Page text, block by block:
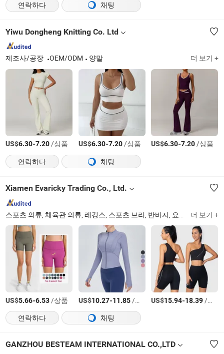
연락하다
채팅
Yiwu Dongheng Knitting Co. Ltd
제조사/공장 OEM/ODM 양말 더 보기 +
US$6.30-7.20/상품 US$6.30-7.20/상품 US$6.30-7.20/상품
연락하다
채팅
Xiamen Evaricky Trading Co., Ltd.
더 보기 +
US$5.66-6.53/상품 US$10.27-11.85/상품 US$15.94-18.39/세트
연락하다
채팅
GANZHOU BESTEAM INTERNATIONAL CO.,LTD